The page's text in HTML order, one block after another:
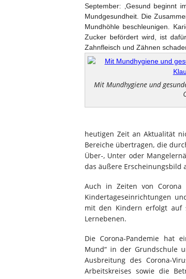
September: ‚Gesund beginnt
Mundgesundheit. Die
Mundhöhle beschleunigen.
Zucker befördert wird, ist
Zahnfleisch und Zähnen
Mit Mundhygiene und
heutigen Zeit an Aktualität
Bereiche übertragen, die
Über-, Unter oder
das äußere Erscheinungsbild
Auch in Zeiten von
Kindertageseinrichtungen
mit den Kindern erfolgt auf
Lernebenen.
Die Corona-Pandemie hat
Mund“ in der Grundschule
Ausbreitung des Corona-
Arbeitskreises sowie die